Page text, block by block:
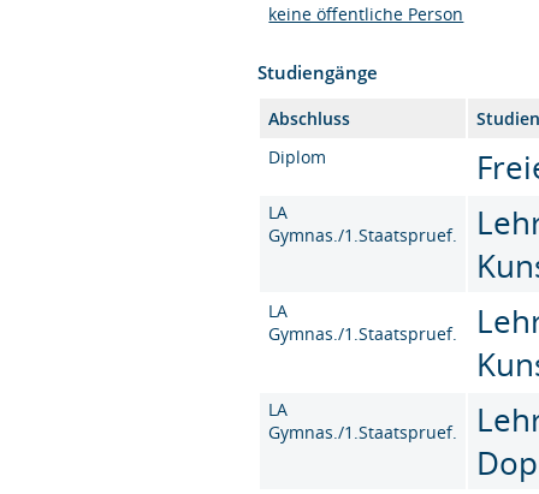
keine öffentliche Person
Studiengänge
Abschluss
Diplom
LA
Gymnas./1.Staatspruef.
LA
Gymnas./1.Staatspruef.
LA
Gymnas./1.Staatspruef.